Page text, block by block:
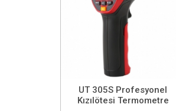
UT 305S Profesyonel
Kızılötesi Termometre